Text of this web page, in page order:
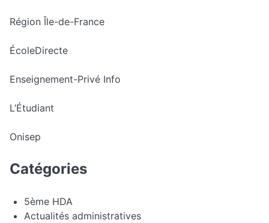
Région Île-de-France
ÉcoleDirecte
Enseignement-Privé Info
L’Étudiant
Onisep
Catégories
5ème HDA
Actualités administratives